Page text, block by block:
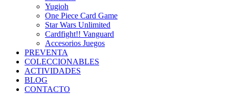
Yugioh
One Piece Card Game
Star Wars Unlimited
Cardfight!! Vanguard
Accesorios Juegos
PREVENTA
COLECCIONABLES
ACTIVIDADES
BLOG
CONTACTO